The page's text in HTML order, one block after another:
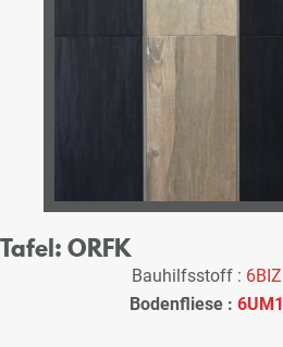
Tafel: ORFK
Bauhilfsstoff : 6BIZ
Bodenfliese : 6UM1